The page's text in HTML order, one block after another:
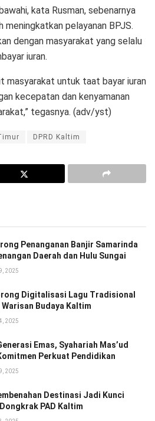
kata Rusman, sebenarnya
meningkatkan pelayanan BPJS.
dengan masyarakat yang selalu
iuran.
masyarakat untuk taat bayar iuran
kecepatan dan kenyamanan
tegasnya. (adv/yst)
DPRD Kaltim
Penanganan Banjir Samarinda
Daerah dan Hulu Sungai
2025
Digitalisasi Lagu Tradisional
Budaya Kaltim
2025
Emas, Syahariah Mas’ud
Perkuat Pendidikan
2025
Destinasi Jadi Kunci
PAD Kaltim